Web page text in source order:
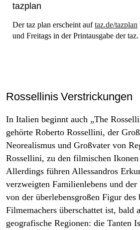
tazplan
Dertaz plan erscheint auftaz.de/tazplan
und Freitags in der Printausgabe dertaz.
Rossellinis Verstrickungen
In Italien beginnt auch „The
gehörte Roberto Rossellini, der
Neorealismus und Großvater von
Rossellini, zu den filmischen Ikonen
Allerdings führen Allessandros
verzweigten Familienlebens und
von der überlebensgroßen Figur des
Filmemachers überschattet ist, bald
geografische Regionen: die Tanten